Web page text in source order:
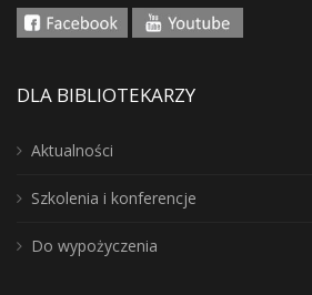
DLA BIBLIOTEKARZY
Aktualności
Szkolenia i konferencje
Do wypożyczenia